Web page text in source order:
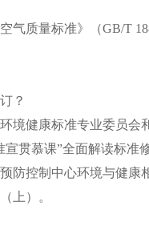
质量标准》（GB/T
？
健康标准专业委员会
贯慕课”全面解读标准
控制中心环境与健康
上）。